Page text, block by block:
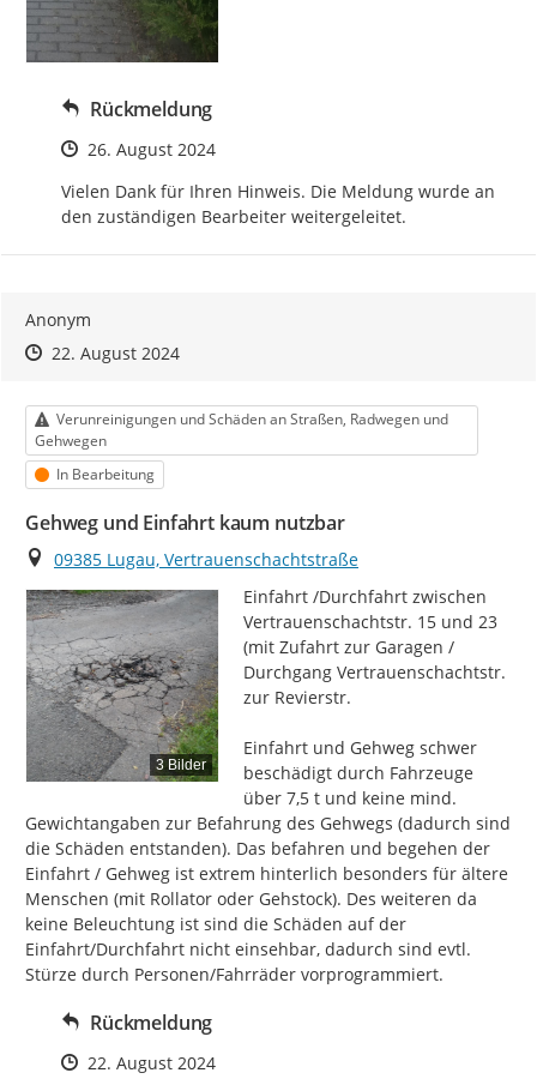
Rückmeldung
Zeitpunkt des Erstellens
26. August 2024
Vielen Dank für Ihren Hinweis. Die Meldung wurde an
den zuständigen Bearbeiter weitergeleitet.
Anonym
Zeitpunkt des Erstellens
Zeitpunkt des Erstellens
22. August 2024Zur Äußerung
Kategorie
Verunreinigungen und Schäden an Straßen, Radwegen und
Gehwegen
Status
In Bearbeitung
Gehweg und Einfahrt kaum nutzbar
Ort
09385 Lugau, Vertrauenschachtstraße
3 Bilder
Einfahrt /Durchfahrt zwischen
Vertrauenschachtstr. 15 und 23
(mit Zufahrt zur Garagen /
Durchgang Vertrauenschachtstr.
zur Revierstr.
Einfahrt und Gehweg schwer
beschädigt durch Fahrzeuge
über 7,5 t und keine mind.
Gewichtangaben zur Befahrung des Gehwegs (dadurch sind
die Schäden entstanden). Das befahren und begehen der
Einfahrt / Gehweg ist extrem hinterlich besonders für ältere
Menschen (mit Rollator oder Gehstock). Des weiteren da
keine Beleuchtung ist sind die Schäden auf der
Einfahrt/Durchfahrt nicht einsehbar, dadurch sind evtl.
Stürze durch Personen/Fahrräder vorprogrammiert.
Rückmeldung
Zeitpunkt des Erstellens
22. August 2024